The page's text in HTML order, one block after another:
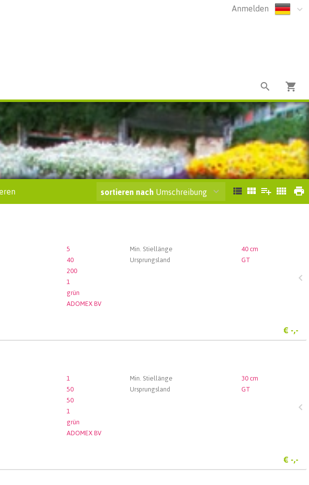
Anmelden
sortieren nach Umschreibung
5 Min. Stiellänge
40 cm
40 Ursprungsland
GT
200
1
grün
ADOMEX BV
€ -,-
1 Min. Stiellänge
30 cm
50 Ursprungsland
GT
50
1
grün
ADOMEX BV
€ -,-